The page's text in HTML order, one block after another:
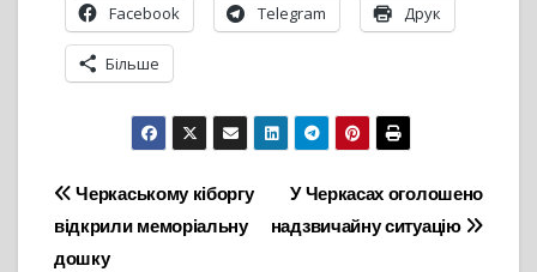
Facebook Telegram Друк
Більше
Навігація
записів
У Черкасах оголошено
надзвичайну ситуацію
Черкаському кіборгу
відкрили меморіальну
дошку